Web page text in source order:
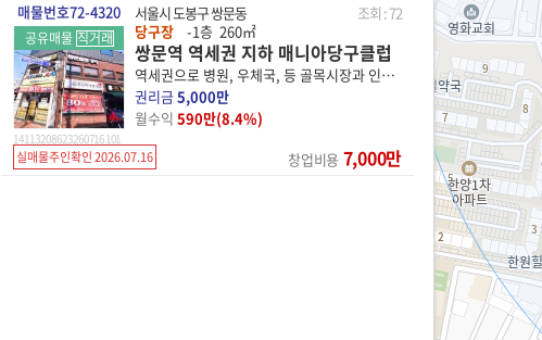
매물번호72-4320
공유매물 직거래
14 11320 8623 260716 101
서울시 도봉구 쌍문동
조회 : 72
당구장
-1층 260㎡
쌍문역 역세권 지하 매니아당구클럽
역세권으로 병원, 우체국, 등 골목시장과 인접해 유동인구 풍부한곳
권리금5,000만
월수익 590만(8.4%)
실매물주인확인 2026.07.16 창업비용 7,000만